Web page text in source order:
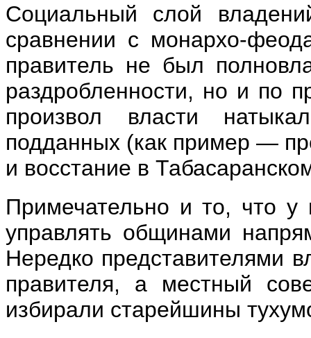
Социальный слой
сравнении с монархо-
правитель не был
раздробленности, но и по
произвол власти
подданных (как пример —
и восстание в
Примечательно и то, что
управлять общинами
Нередко представителями
правителя, а местный
избирали старейшины